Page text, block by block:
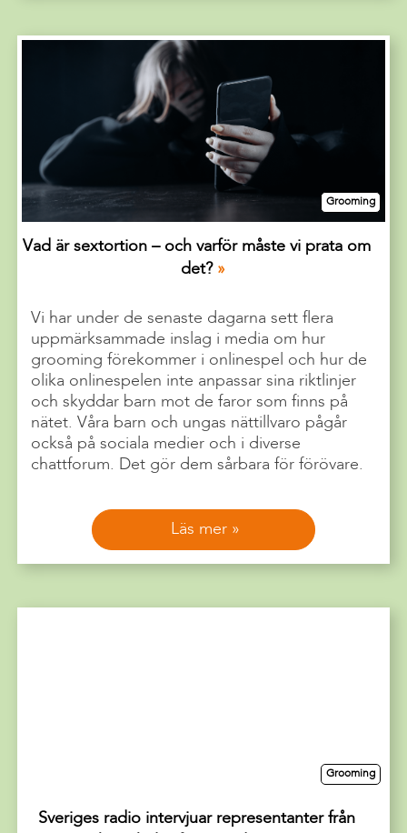
Grooming
Vad är sextortion – och varför måste vi prata om
det?
Vi har under de senaste dagarna sett flera
uppmärksammade inslag i media om hur
grooming förekommer i onlinespel och hur de
olika onlinespelen inte anpassar sina riktlinjer
och skyddar barn mot de faror som finns på
nätet. Våra barn och ungas nättillvaro pågår
också på sociala medier och i diverse
chattforum. Det gör dem sårbara för förövare.
Läs mer
Grooming
Sveriges radio intervjuar representanter från